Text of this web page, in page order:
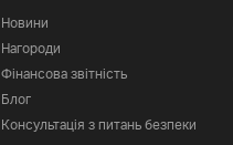
Новини
Нагороди
Фінансова звітність
Блог
Консультація з питань безпеки